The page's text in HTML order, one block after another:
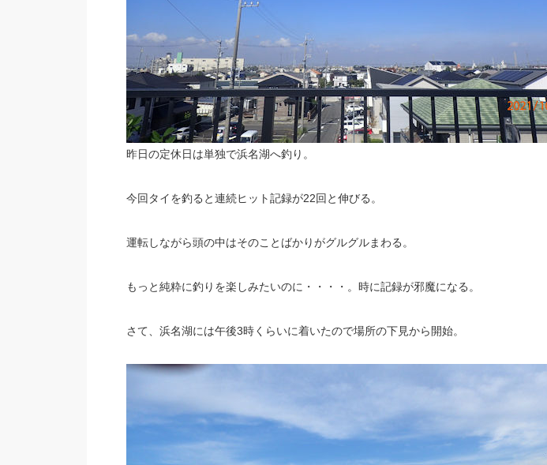
昨日の定休日は単独で浜名湖へ釣り。
今回タイを釣ると連続ヒット記録が22回と伸びる。
運転しながら頭の中はそのことばかりがグルグルまわる。
もっと純粋に釣りを楽しみたいのに・・・・。時に記録が邪魔になる。
さて、浜名湖には午後3時くらいに着いたので場所の下見から開始。